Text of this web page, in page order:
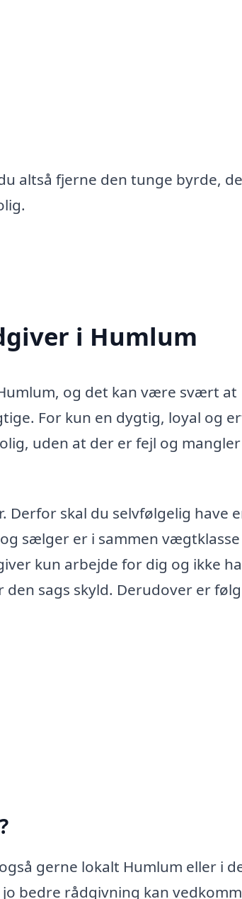
altså fjerne den tunge byrde,
i Humlum
og det kan være svært at
For kun en dygtig, loyal og
uden at der er fejl og
skal du selvfølgelig have
sælger er i sammen
kun arbejde for dig og ikke
sags skyld. Derudover er
gerne lokalt Humlum eller i
bedre rådgivning kan